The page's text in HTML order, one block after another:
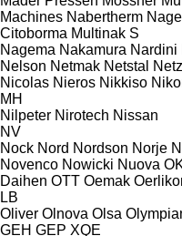
Machines Nabertherm Nagel
Citoborma Multinak S
Nagema Nakamura Nardini
Nelson Netmak Netstal
Nicolas Nieros Nikkiso
MH
Nilpeter Nirotech Nissan
NV
Nock Nord Nordson Norje
Novenco Nowicki Nuova
Daihen OTT Oemak
LB
Oliver Olnova Olsa
GEH GEP XQE